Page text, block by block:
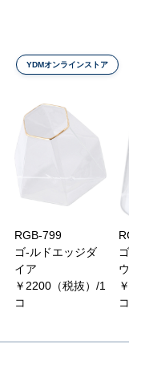
YDMオンラインストア
RGB-799
ゴ-ルドエッジダ
イア
￥2200（税抜）/1
コ
ゴ-
ウ
￥
コ